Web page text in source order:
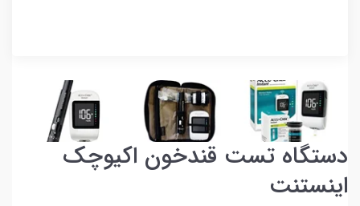
دستگاه تست قندخون اکیوچک
اینستنت